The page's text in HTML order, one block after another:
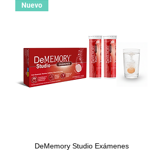
Nuevo
DeMemory Studio Exámenes